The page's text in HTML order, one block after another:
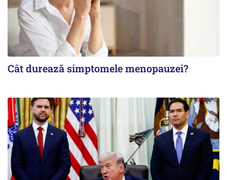
Cât durează simptomele menopauzei?